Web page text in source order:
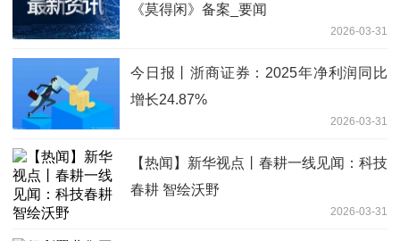
《莫得闲》备案_要闻
2026-03-31
今日报丨浙商证券：2025年净利润同比
增长24.87%
2026-03-31
【热闻】新华视点丨春耕一线见闻：科技
春耕 智绘沃野
2026-03-31